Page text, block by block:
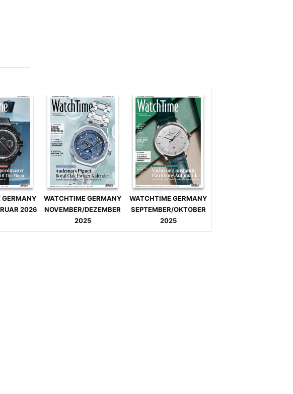
2026
WATCHTIME GERMANY
NOVEMBER/DEZEMBER
2025
WATCHTIME GERMANY
SEPTEMBER/OKTOBER
2025